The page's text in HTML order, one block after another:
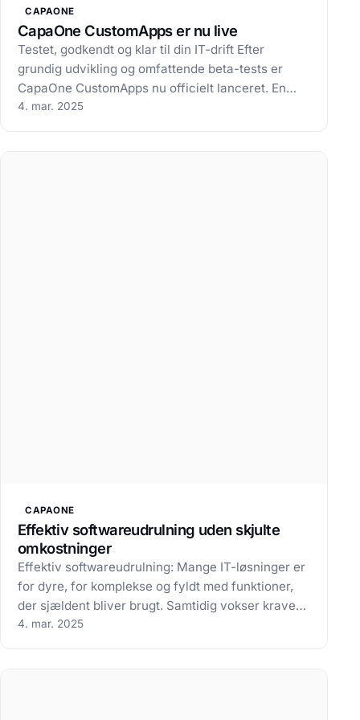
CAPAONE
CapaOne CustomApps er nu live
Testet, godkendt og klar til din IT-drift Efter
grundig udvikling og omfattende beta-tests er
CapaOne CustomApps nu officielt lanceret. En
effektiv, brugervenlig og innovativ løsning, der gør
4. mar. 2025
CAPAONE
Effektiv softwareudrulning uden skjulte
omkostninger
Effektiv softwareudrulning: Mange IT-løsninger er
for dyre, for komplekse og fyldt med funktioner,
der sjældent bliver brugt. Samtidig vokser kravene
til compliance, sikkerhed og effektivitet, hvilket
4. mar. 2025